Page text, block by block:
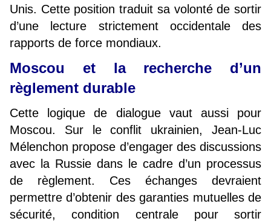
Unis. Cette position traduit sa volonté de sortir
d’une lecture strictement occidentale des
rapports de force mondiaux.
Moscou et la recherche d’un
règlement durable
Cette logique de dialogue vaut aussi pour
Moscou. Sur le conflit ukrainien, Jean-Luc
Mélenchon propose d’engager des discussions
avec la Russie dans le cadre d’un processus
de règlement. Ces échanges devraient
permettre d’obtenir des garanties mutuelles de
sécurité, condition centrale pour sortir